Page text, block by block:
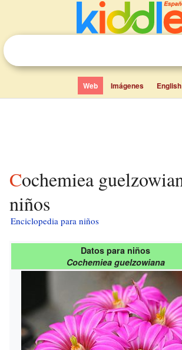
Web Imágenes English
Cochemiea guelzowiana para
niños
Enciclopedia para niños
Datos para niños
Cochemiea guelzowiana